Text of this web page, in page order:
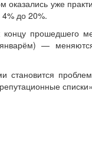
оказались уже
до 20%.
прошедшего
—